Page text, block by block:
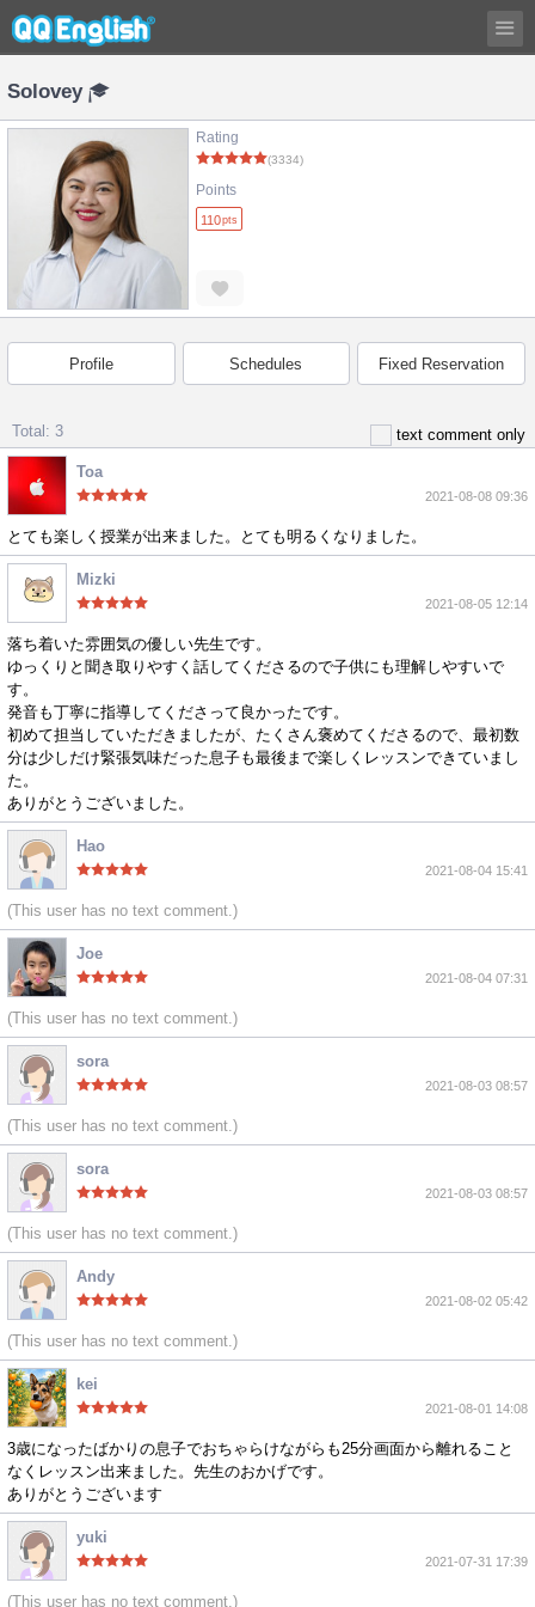
Solovey
Rating
(3334)
Points
110pts
Profile Schedules Fixed Reservation
Total: 3 text comment only
Toa
2021-08-08 09:36
とても楽しく授業が出来ました。とても明るくなりました。
Mizki
2021-08-05 12:14
落ち着いた雰囲気の優しい先生です。
ゆっくりと聞き取りやすく話してくださるので子供にも理解しやすいで
す。
発音も丁寧に指導してくださって良かったです。
初めて担当していただきましたが、たくさん褒めてくださるので、最初数
分は少しだけ緊張気味だった息子も最後まで楽しくレッスンできていまし
た。
ありがとうございました。
Hao
2021-08-04 15:41
(This user has no text comment.)
Joe
2021-08-04 07:31
(This user has no text comment.)
sora
2021-08-03 08:57
(This user has no text comment.)
sora
2021-08-03 08:57
(This user has no text comment.)
Andy
2021-08-02 05:42
(This user has no text comment.)
kei
2021-08-01 14:08
3歳になったばかりの息子でおちゃらけながらも25分画面から離れること
なくレッスン出来ました。先生のおかげです。
ありがとうございます
yuki
2021-07-31 17:39
(This user has no text comment.)